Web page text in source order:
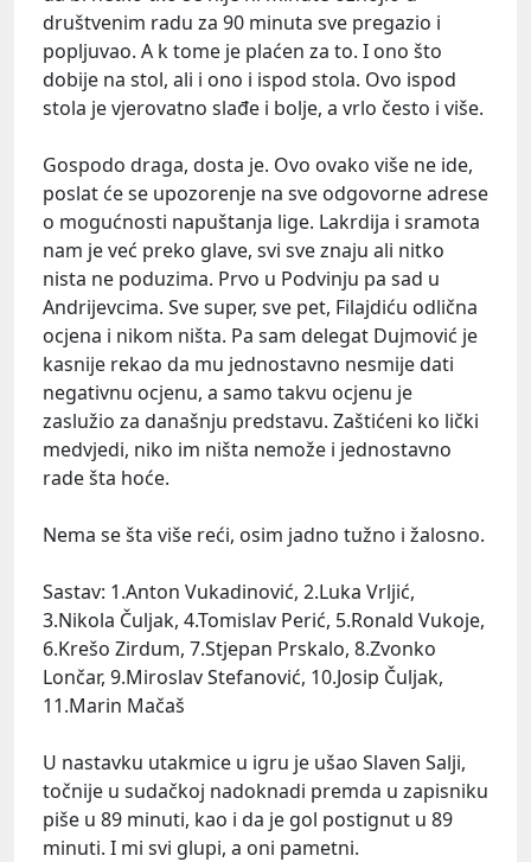
društvenim radu za 90 minuta sve pregazio i
popljuvao. A k tome je plaćen za to. I ono što
dobije na stol, ali i ono i ispod stola. Ovo ispod
stola je vjerovatno slađe i bolje, a vrlo često i više.
Gospodo draga, dosta je. Ovo ovako više ne ide,
poslat će se upozorenje na sve odgovorne adrese
o mogućnosti napuštanja lige. Lakrdija i sramota
nam je već preko glave, svi sve znaju ali nitko
nista ne poduzima. Prvo u Podvinju pa sad u
Andrijevcima. Sve super, sve pet, Filajdiću odlična
ocjena i nikom ništa. Pa sam delegat Dujmović je
kasnije rekao da mu jednostavno nesmije dati
negativnu ocjenu, a samo takvu ocjenu je
zaslužio za današnju predstavu. Zaštićeni ko lički
medvjedi, niko im ništa nemože i jednostavno
rade šta hoće.
Nema se šta više reći, osim jadno tužno i žalosno.
Sastav: 1.Anton Vukadinović, 2.Luka Vrljić,
3.Nikola Čuljak, 4.Tomislav Perić, 5.Ronald Vukoje,
6.Krešo Zirdum, 7.Stjepan Prskalo, 8.Zvonko
Lončar, 9.Miroslav Stefanović, 10.Josip Čuljak,
11.Marin Mačaš
U nastavku utakmice u igru je ušao Slaven Salji,
točnije u sudačkoj nadoknadi premda u zapisniku
piše u 89 minuti, kao i da je gol postignut u 89
minuti. I mi svi glupi, a oni pametni.